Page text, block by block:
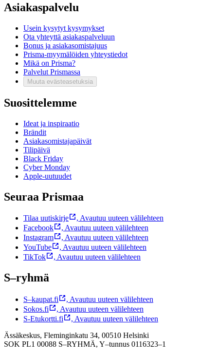
Asiakaspalvelu
Usein kysytyt kysymykset
Ota yhteyttä asiakaspalveluun
Bonus ja asiakasomistajuus
Prisma-myymälöiden yhteystiedot
Mikä on Prisma?
Palvelut Prismassa
Muuta evästeasetuksia
Suosittelemme
Ideat ja inspiraatio
Brändit
Asiakasomistajapäivät
Tilipäivä
Black Friday
Cyber Monday
Apple-uutuudet
Seuraa Prismaa
Tilaa uutiskirje , Avautuu uuteen välilehteen
Facebook
, Avautuu uuteen välilehteen
Instagram
, Avautuu uuteen välilehteen
YouTube
, Avautuu uuteen välilehteen
TikTok
, Avautuu uuteen välilehteen
S–ryhmä
S–kaupat.fi , Avautuu uuteen välilehteen
Sokos.fi
, Avautuu uuteen välilehteen
S-Etukortti.fi
, Avautuu uuteen välilehteen
Ässäkeskus, Fleminginkatu 34, 00510 Helsinki
SOK PL1 00088 S–RYHMÄ, Y–tunnus 0116323–1